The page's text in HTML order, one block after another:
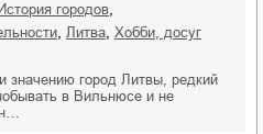
история городов
Литва хобби, досуг
значению город Литвы, редкий
в Вильнюсе и не
н…